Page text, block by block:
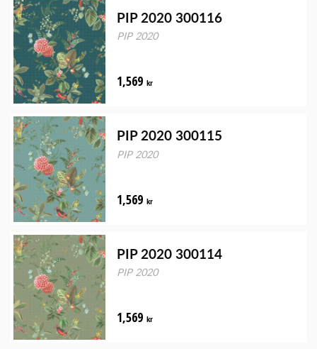
PIP 2020 300116
PIP 2020
1,569 kr
PIP 2020 300115
PIP 2020
1,569 kr
PIP 2020 300114
PIP 2020
1,569 kr